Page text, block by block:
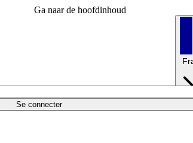
Ga naar de hoofdinhoud
Se connecter